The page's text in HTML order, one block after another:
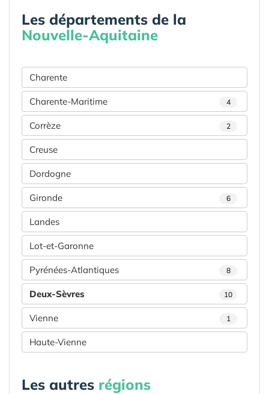
Les départements de la
Nouvelle-Aquitaine
Charente
Charente-Maritime 4
Corrèze 2
Creuse
Dordogne
Gironde 6
Landes
Lot-et-Garonne
Pyrénées-Atlantiques 8
Deux-Sèvres 10
Vienne 1
Haute-Vienne
Les autres régions